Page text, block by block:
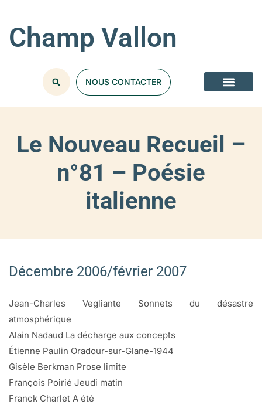
Champ Vallon
NOUS CONTACTER
Le Nouveau Recueil –
n°81 – Poésie
italienne
Décembre 2006/février 2007
Jean-Charles Vegliante Sonnets du désastre
atmosphérique
Alain Nadaud La décharge aux concepts
Étienne Paulin Oradour-sur-Glane-1944
Gisèle Berkman Prose limite
François Poirié Jeudi matin
Franck Charlet A été